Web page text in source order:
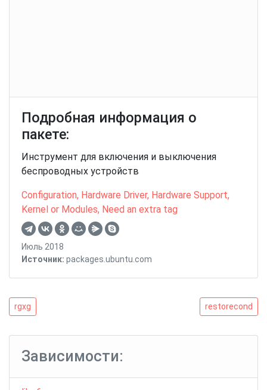
Подробная информация о
пакете:
Инструмент для включения и выключения
беспроводных устройств
Configuration, Hardware Driver, Hardware Support,
Kernel or Modules, Need an extra tag
Июль 2018
Источник: packages.ubuntu.com
Навигация
записям
rgxg
rgxg restorecond
restorecond
Зависимости: